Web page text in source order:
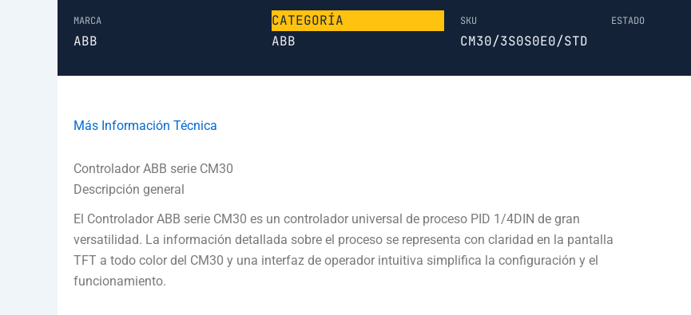
MARCA
ABB
CATEGORÍA
ABB
SKU
CM30/3S0S0E0/STD
ESTADO
Más Información Técnica
Controlador ABB serie CM30
Descripción general
El Controlador ABB serie CM30 es un controlador universal de proceso PID 1/4DIN de gran
versatilidad. La información detallada sobre el proceso se representa con claridad en la pantalla
TFT a todo color del CM30 y una interfaz de operador intuitiva simplifica la configuración y el
funcionamiento.